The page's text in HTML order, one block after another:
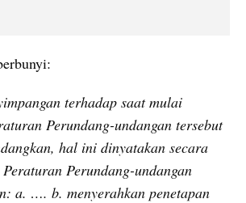
terhadap saat mulai
Perundang-undangan tersebut
hal ini dinyatakan secara
Perundang-undangan
a. …. b. menyerahkan penetapan